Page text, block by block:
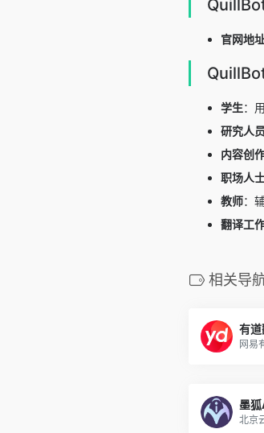
官网地
学生：
研究人员
内容创
职场人
教师：
翻译工
相关导
有道
网易
墨狐
北京